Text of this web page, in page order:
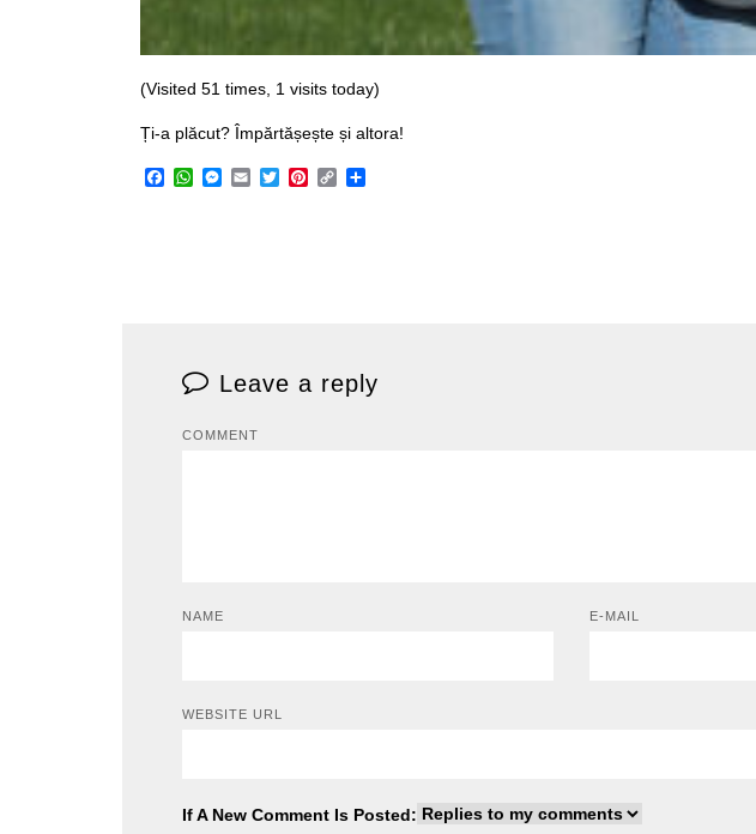
(Visited 51 times, 1 visits today)
Ți-a plăcut? Împărtășește și altora!
Facebook
WhatsApp
Messenger
EmailTwitterPinterest
Copy
Leave a reply
COMMENT
NAME E-MAIL
WEBSITE URL
If A New Comment Is Posted: